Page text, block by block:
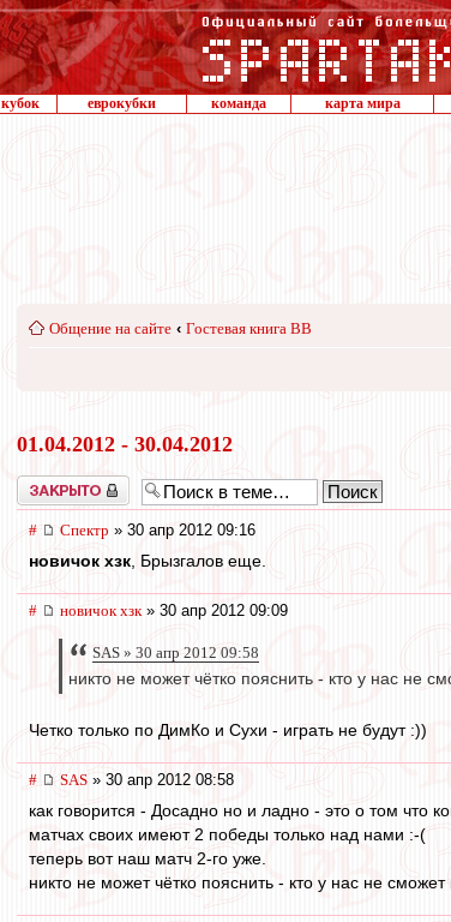
кубок еврокубки команда карта мира
Общение на сайте ‹ Гостевая книга ВВ
01.04.2012 - 30.04.2012
Закрыто
# Спектр » 30 апр 2012 09:16
новичок хзк, Брызгалов еще.
# новичок хзк» 30 апр 2012 09:09
SAS » 30 апр 2012 09:58
никто не может чётко пояснить - кто у нас не
Четко только по ДимКо и Сухи - играть не будут :))
# SAS » 30 апр 2012 08:58
как говорится - Досадно но и ладно - это о том что
матчах своих имеют 2 победы только над нами :-(
теперь вот наш матч 2-го уже.
никто не может чётко пояснить - кто у нас не сможет